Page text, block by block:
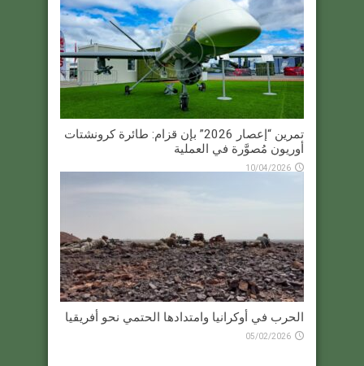
تمرين “إعصار 2026” بإن قزام: طائرة كرونشتات
أوريون مُصوَّرة في العملية
10/04/2026
الحرب في أوكرانيا وامتدادها الحتمي نحو أفريقيا
05/02/2026